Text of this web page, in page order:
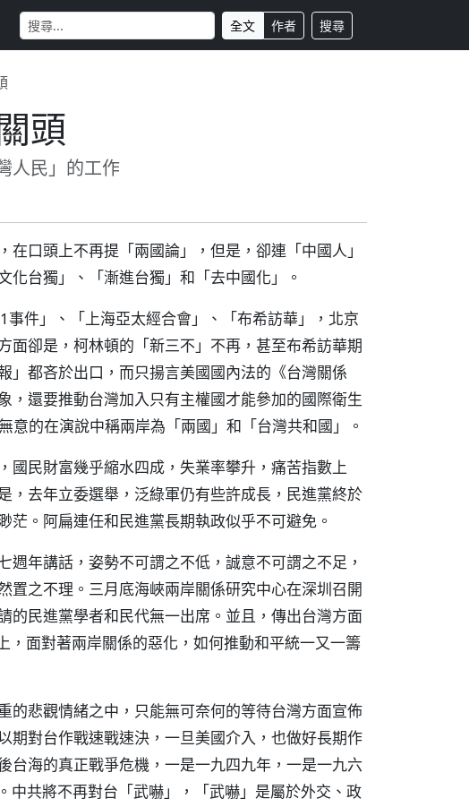
全文 作者 搜尋
頭
人民」的工作
口頭上不再提「兩國論」，但是，卻連「中國人」
台獨」、「漸進台獨」和「去中國化」。
件」、「上海亞太經合會」、「布希訪華」，北京
面卻是，柯林頓的「新三不」不再，甚至布希訪華期
」都吝於出口，而只揚言美國國內法的《台灣關係
，還要推動台灣加入只有主權國才能參加的國際衛生
意的在演說中稱兩岸為「兩國」和「台灣共和國」。
國民財富幾乎縮水四成，失業率攀升，痛苦指數上
，去年立委選舉，泛綠軍仍有些許成長，民進黨終於
。阿扁連任和民進黨長期執政似乎不可避免。
年講話，姿勢不可謂之不低，誠意不可謂之不足，
置之不理。三月底海峽兩岸關係研究中心在深圳召開
的民進黨學者和民代無一出席。並且，傳出台灣方面
面對著兩岸關係的惡化，如何推動和平統一又一籌
的悲觀情緒之中，只能無可奈何的等待台灣方面宣佈
期對台作戰速戰速決，一旦美國介入，也做好長期作
台海的真正戰爭危機，一是一九四九年，一是一九六
共將不再對台「武嚇」，「武嚇」是屬於外交、政